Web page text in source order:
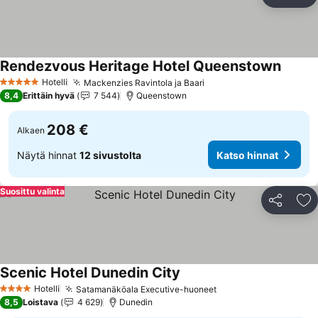
5 Tähtiluokitus
Hotelli Mackenzies Ravintola ja Baari
Rendezvous Heritage Hotel QueenstownKatso
8,4 Erittäin hyvä 7 544 Queenstown
Alkaen 208 €
Näytä hinnat 12 sivustolta Katso hinnat
Jaa
Suosittu valinta
4 Tähtiluokitus
Hotelli Satamanäköala Executive-huoneetKatso hinnat
Scenic Hotel Dunedin City
8,5 Loistava 4 629 Dunedin